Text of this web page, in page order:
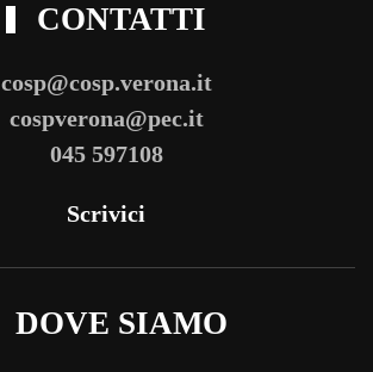
CONTATTI
cosp@cosp.verona.it
cospverona@pec.it
045 597108
Scrivici
DOVE SIAMO